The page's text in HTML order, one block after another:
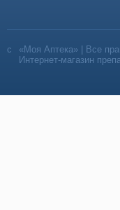
«Моя Аптека» | Все
Интернет-магазин